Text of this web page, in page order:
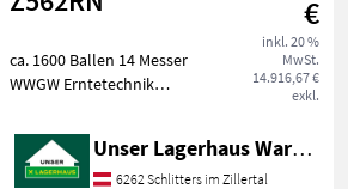
€
inkl. 20 %
MwSt.
14.916,67 €
exkl.
ca. 1600 Ballen 14 Messer
WWGW Erntetechnik
Rundballenpressen
Unser Lagerhaus Warenhandelsges.m.b.H.
6262 Schlitters im Zillertal